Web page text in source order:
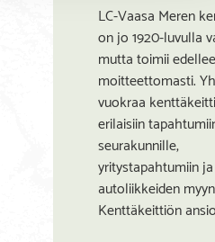
LC-Vaasa Meren
on jo 1920-luvulla
mutta toimii
moitteettomasti.
vuokraa
erilaisiin
seurakunnille,
yritystapahtumiin ja
autoliikkeiden
Kenttäkeittiön